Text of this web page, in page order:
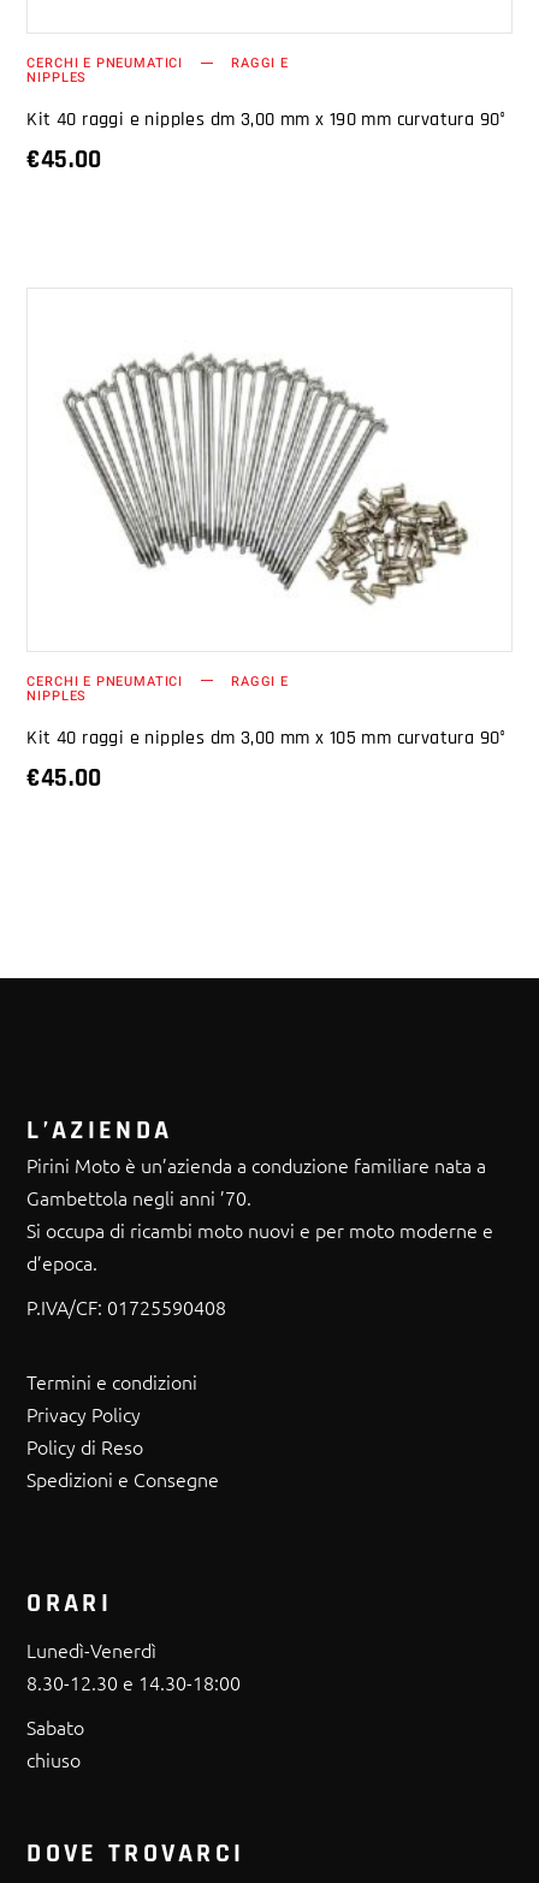
CERCHI E PNEUMATICI RAGGI E
NIPPLES
Kit 40 raggi e nipples dm 3,00 mm x 190 mm curvatura 90°
€45.00
AGGIUNGI AL CARRELLO
CERCHI E PNEUMATICI RAGGI E
NIPPLES
Kit 40 raggi e nipples dm 3,00 mm x 105 mm curvatura 90°
€45.00
L’AZIENDA
Pirini Moto è un’azienda a conduzione familiare nata a
Gambettola negli anni ’70.
Si occupa di ricambi moto nuovi e per moto moderne e
d’epoca.
P.IVA/CF: 01725590408
Termini e condizioni
Privacy Policy
Policy di Reso
Spedizioni e Consegne
ORARI
Lunedì-Venerdì
8.30-12.30 e 14.30-18:00
Sabato
chiuso
DOVE TROVARCI